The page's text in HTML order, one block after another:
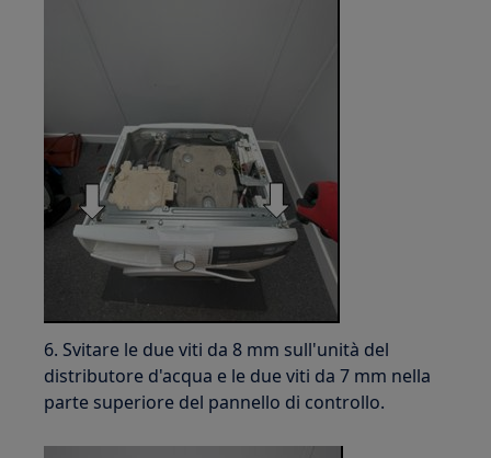
6. Svitare le due viti da 8 mm sull'unità del
distributore d'acqua e le due viti da 7 mm nella
parte superiore del pannello di controllo.